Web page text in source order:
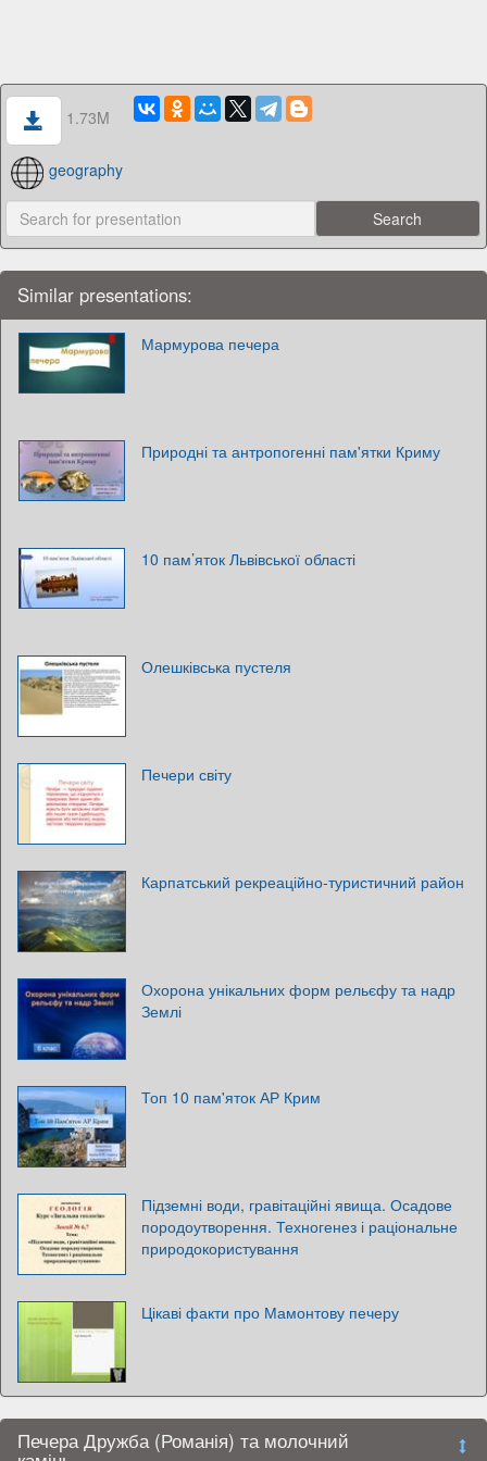
1.73M
geography
Similar presentations:
Мармурова печера
Природні та антропогенні пам'ятки Криму
10 пам’яток Львівської області
Олешківська пустеля
Печери світу
Карпатський рекреаційно-туристичний район
Охорона унікальних форм рельєфу та надр
Землі
Топ 10 пам'яток АР Крим
Підземні води, гравітаційні явища. Осадове
породоутворення. Техногенез і раціональне
природокористування
Цікаві факти про Мамонтову печеру
Печера Дружба (Романія) та молочний